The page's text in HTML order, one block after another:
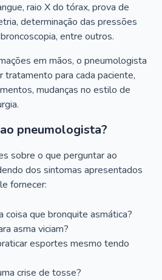
raio X do tórax, prova de
determinação das pressões
entre outros.
em mãos, o pneumologista
tratamento para cada paciente,
mudanças no estilo de
pneumologista?
sobre o que perguntar ao
dos sintomas apresentados
fornecer:
coisa que bronquite asmática?
asma viciam?
esportes mesmo tendo
crise de tosse?